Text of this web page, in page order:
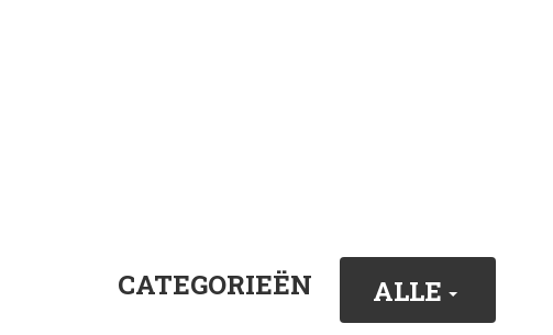
CATEGORIEËN ALLE